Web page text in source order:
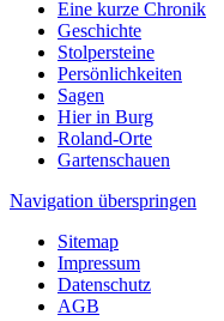
Eine kurze Chronik
Geschichte
Stolpersteine
Persönlichkeiten
Sagen
Hier in Burg
Roland-Orte
Gartenschauen
Navigation überspringen
Sitemap
Impressum
Datenschutz
AGB